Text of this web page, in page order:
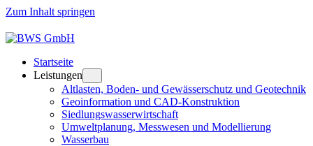
Zum Inhalt springen
Startseite
Leistungen
Altlasten, Boden- und Gewässerschutz und Geotechnik
Geoinformation und CAD-Konstruktion
Siedlungswasserwirtschaft
Umweltplanung, Messwesen und Modellierung
Wasserbau